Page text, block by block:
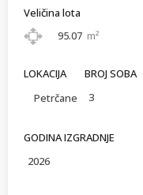
Veličina lota
95.07 m²
LOKACIJA
Petrčane
BROJ SOBA
3
GODINA IZGRADNJE
2026